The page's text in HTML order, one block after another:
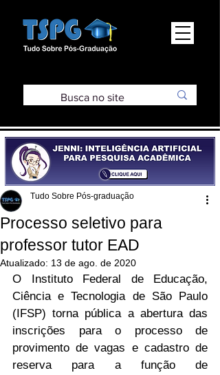
Processo seletivo para
professor tutor EAD
Tudo Sobre Pós-graduação
Atualizado: 13 de ago. de 2020
O Instituto Federal de Educação,
Ciência e Tecnologia de São Paulo
(IFSP) torna pública a abertura das
inscrições para o processo de
provimento de vagas e cadastro de
reserva para a função de